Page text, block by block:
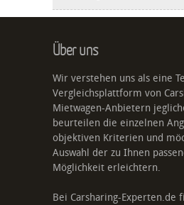
Über uns
Wir verstehen uns als eine
Vergleichsplattform von
Mietwagen-Anbietern
beurteilen die einzelnen
objektiven Kriterien und
Auswahl der zu Ihnen
Möglichkeit erleichtern.
Bei Carsharing-Experten.de